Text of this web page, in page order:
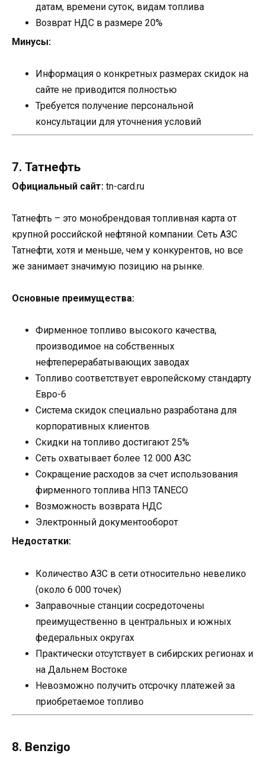
датам, времени суток, видам топлива
Возврат НДС в размере 20%
Минусы:
Информация о конкретных размерах скидок на
сайте не приводится полностью
Требуется получение персональной
консультации для уточнения условий
7. Татнефть
Официальный сайт: tn-card.ru
Татнефть – это монобрендовая топливная карта от
крупной российской нефтяной компании. Сеть АЗС
Татнефти, хотя и меньше, чем у конкурентов, но все
же занимает значимую позицию на рынке.
Основные преимущества:
Фирменное топливо высокого качества,
производимое на собственных
нефтеперерабатывающих заводах
Топливо соответствует европейскому стандарту
Евро-6
Система скидок специально разработана для
корпоративных клиентов
Скидки на топливо достигают 25%
Сеть охватывает более 12 000 АЗС
Сокращение расходов за счет использования
фирменного топлива НПЗ TANECO
Возможность возврата НДС
Электронный документооборот
Недостатки:
Количество АЗС в сети относительно невелико
(около 6 000 точек)
Заправочные станции сосредоточены
преимущественно в центральных и южных
федеральных округах
Практически отсутствует в сибирских регионах и
на Дальнем Востоке
Невозможно получить отсрочку платежей за
приобретаемое топливо
8. Benzigo